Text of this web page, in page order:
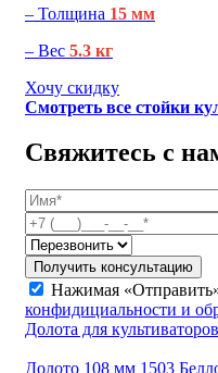
– Толщина 15 мм
– Вес 5.3 кг
Хочу скидку
Смотреть все стойки
Свяжитесь с
Получить консультацию
Нажимая
конфидициальности и
Долота для культиваторов
Долото 108 мм 1503